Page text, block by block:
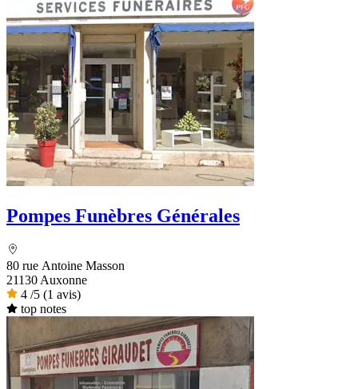
Pompes Funèbres Générales
80 rue Antoine Masson
21130 Auxonne
4 /5 (1 avis)
top notes